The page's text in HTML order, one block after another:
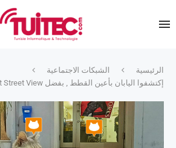
الرئيسية
الشبكات الاجتماعية
إكتشفوا اليابان بأعين القطط , بفضل Cat Street View :